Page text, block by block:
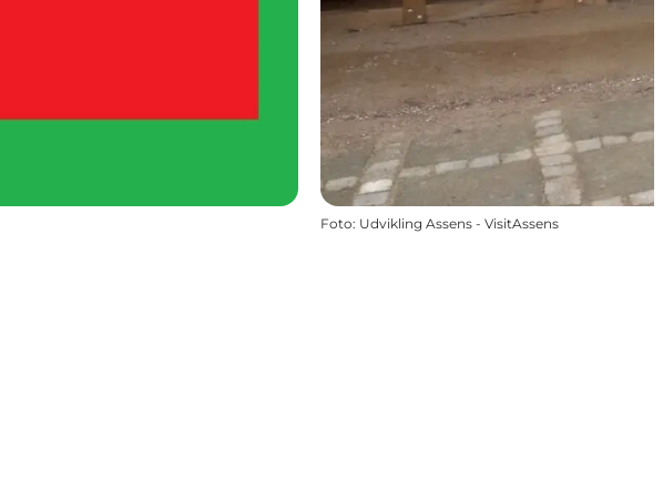
Foto: Udvikling Assens - VisitAssens